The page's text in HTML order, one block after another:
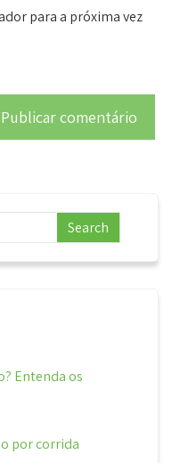
para a próxima vez
Entenda os
por corrida